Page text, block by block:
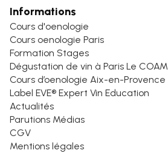
Informations
Cours d'oenologie
Cours oenologie Paris
Formation Stages
Dégustation de vin à Paris Le COAM
Cours d’oenologie Aix-en-Provence
Label EVE® Expert Vin Education
Actualités
Parutions Médias
CGV
Mentions légales